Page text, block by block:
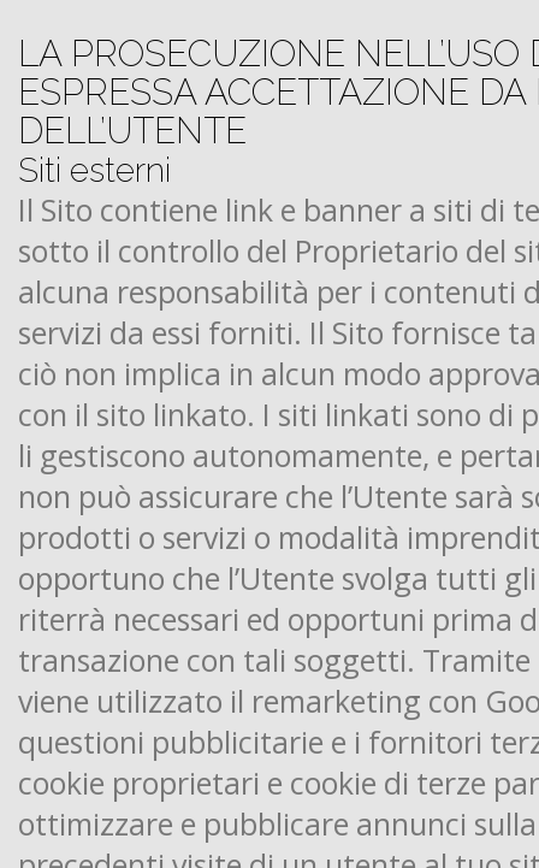
LA PROSECUZIONE NELL’USO
ESPRESSA ACCETTAZIONE DA
DELL’UTENTE
Siti esterni
Il Sito contiene link e banner a siti di
sotto il controllo del Proprietario del
alcuna responsabilità per i contenuti
servizi da essi forniti. Il Sito fornisce
ciò non implica in alcun modo
con il sito linkato. I siti linkati sono di
li gestiscono autonomamente, e
non può assicurare che l’Utente sarà
prodotti o servizi o modalità
opportuno che l’Utente svolga tutti
riterrà necessari ed opportuni prima
transazione con tali soggetti.
viene utilizzato il remarketing con
questioni pubblicitarie e i fornitori
cookie proprietari e cookie di terze
ottimizzare e pubblicare annunci